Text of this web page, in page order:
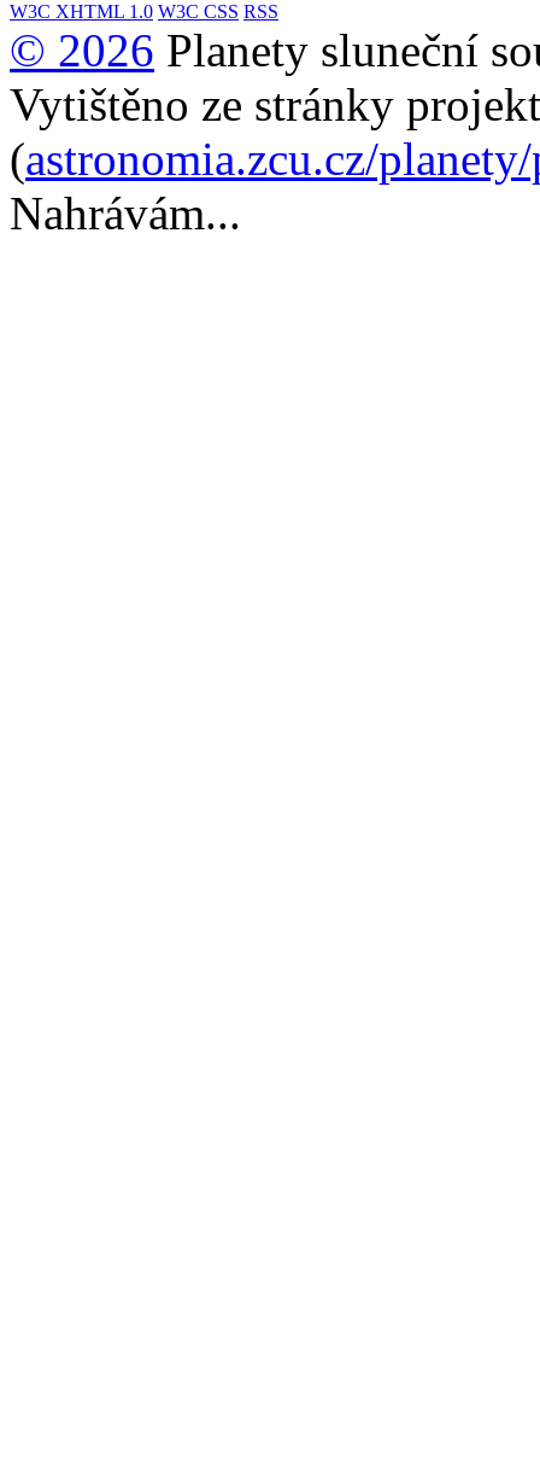
W3C XHTML 1.0 W3C CSS RSS
© 2026 Planety sluneční
Vytištěno ze stránky
(astronomia.zcu.cz/
Nahrávám...